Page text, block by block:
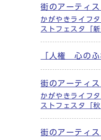
街のアーティ
かがやきライフ
ストフェスタ「
「人権 心のふ
街のアーティ
かがやきライフ
ストフェスタ「
街のアーティ